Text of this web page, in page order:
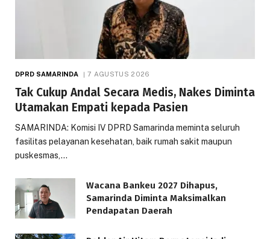
DPRD SAMARINDA 7 AGUSTUS 2026
Tak Cukup Andal Secara Medis, Nakes Diminta
Utamakan Empati kepada Pasien
SAMARINDA: Komisi IV DPRD Samarinda meminta seluruh
fasilitas pelayanan kesehatan, baik rumah sakit maupun
puskesmas,…
Wacana Bankeu 2027 Dihapus,
Samarinda Diminta Maksimalkan
Pendapatan Daerah